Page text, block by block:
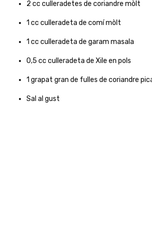
2 cc culleradetes de coriandre mòlt
1 cc culleradeta de comí mòlt
1 cc culleradeta de garam masala
0,5 cc culleradeta de Xile en pols
1 grapat gran de fulles de coriandre
Sal al gust